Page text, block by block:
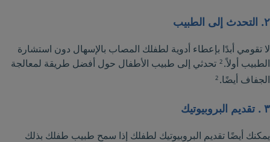
٢. التحدث إلى الطبيب
لا تقومي أبدًا بإعطاء أدوية لطفلك المصاب بالإسهال دون استشارة
الطبيب أولاً. 2 تحدثي إلى طبيب الأطفال حول أفضل طريقة لمعالجة
الجفاف أيضًا. 2
٣ . تقديم البروبيوتيك
يمكنك أيضًا تقديم البروبيوتيك لطفلك إذا سمح طبيب طفلك بذلك